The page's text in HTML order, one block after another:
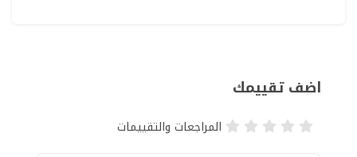
اضف تقييمك
المراجعات والتقييمات